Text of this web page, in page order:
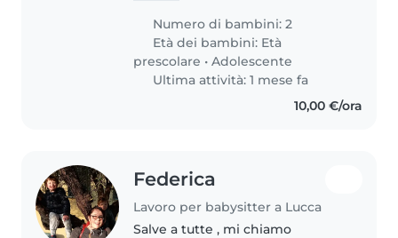
Numero di bambini: 2
Età dei bambini: Età
prescolare •Adolescente
Ultima attività: 1 mese fa
10,00 €/ora
Federica
Lavoro per babysitter a Lucca
Salve a tutte , mi chiamo